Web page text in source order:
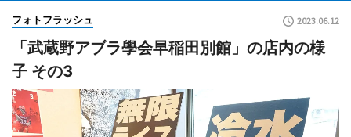
フォトフラッシュ 2023.06.12
「武蔵野アブラ學会早稲田別館」の店内の様
子 その3